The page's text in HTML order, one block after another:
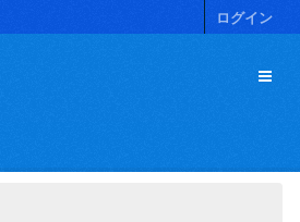
ログイン